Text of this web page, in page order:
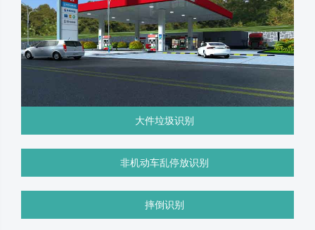
大件垃圾识别
非机动车乱停放识别
摔倒识别